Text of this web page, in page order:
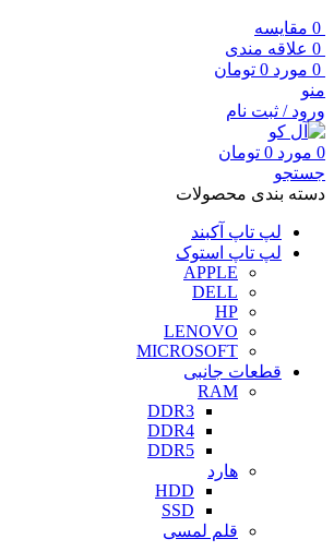
0 مقايسه
0 علاقه مندی
0 مورد 0 تومان
منو
ورود / ثبت نام
0 مورد 0 تومان
جستجو
دسته بندی محصولات
لپ تاپ آکبند
لپ تاپ استوک
APPLE
DELL
HP
LENOVO
MICROSOFT
قطعات جانبی
RAM
DDR3
DDR4
DDR5
هارد
HDD
SSD
قلم لمسی